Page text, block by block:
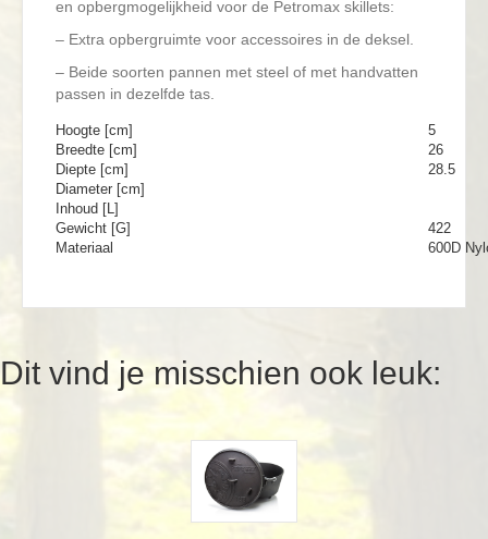
en opbergmogelijkheid voor de Petromax skillets:
– Extra opbergruimte voor accessoires in de deksel.
– Beide soorten pannen met steel of met handvatten
passen in dezelfde tas.
Hoogte [cm]
5
Breedte [cm]
26
Diepte [cm]
28.5
Diameter [cm]
Inhoud [L]
Gewicht [G]
422
Materiaal
600D
Dit vind je misschien ook leuk: